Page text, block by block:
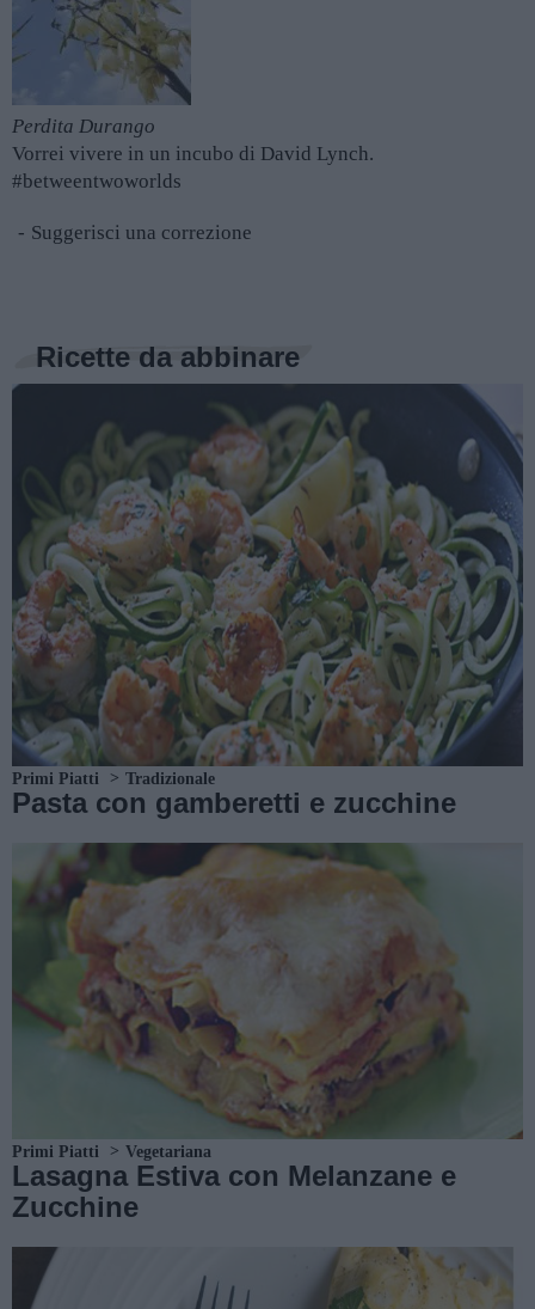
Perdita Durango
Vorrei vivere in un incubo di David Lynch.
#betweentwoworlds
Suggerisci una correzione
Ricette da abbinare
Primi Piatti Tradizionale
Pasta con gamberetti e zucchine
Primi Piatti Vegetariana
Lasagna Estiva con Melanzane e
Zucchine